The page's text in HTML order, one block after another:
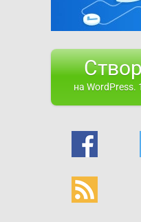
на WordPress.